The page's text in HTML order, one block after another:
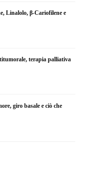
Linalolo, β-Cariofilene e
terapia palliativa
giro basale e ciò che